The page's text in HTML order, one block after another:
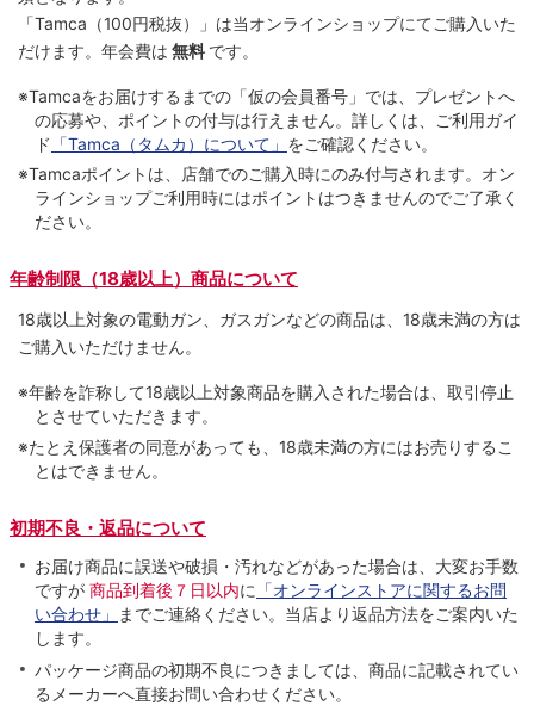
「Tamca （100円税抜）
」は当オンラインショップにてご購⼊いた
だけます。 年会費は 無料 です。
※Tamcaをお届けするまでの「仮の会員番号」では、プレゼントへ
の応募や、ポイントの付与は⾏えません。詳しくは、ご利⽤ガイ
ド 「Tamca（タムカ）について」 をご確認ください。
※Tamcaポイントは、店舗でのご購⼊時にのみ付与されます。オン
ラインショップご利用時にはポイントはつきませんのでご了承く
ださい。
年齢制限（18歳以上）商品について
18歳以上対象の電動ガン、ガスガンなどの商品は、18歳未満の方は
ご購入いただけません。
※年齢を詐称して18歳以上対象商品を購入された場合は、取引停止
とさせていただきます。
※たとえ保護者の同意があっても、18歳未満の方にはお売りするこ
とはできません。
初期不良・返品について
お届け商品に誤送や破損・汚れなどがあった場合は、大変お手数
ですが 商品到着後７日以内に 「オンラインストアに関するお問
い合わせ」
までご連絡ください。当店より返品方法をご案内いた
します。
パッケージ商品の初期不良につきましては、商品に記載されてい
るメーカーへ直接お問い合わせください。